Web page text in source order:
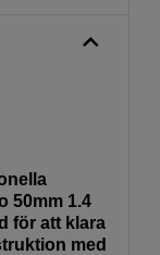
50mm 1.4
för att klara
med